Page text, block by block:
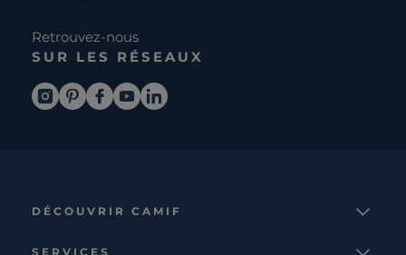
Retrouvez-nous
SUR LES RÉSEAUX
DÉCOUVRIR CAMIF
SERVICES